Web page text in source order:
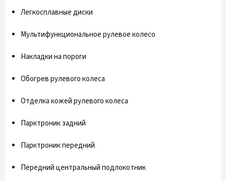
Легкосплавные диски
Мультифункциональное рулевое колесо
Накладки на пороги
Обогрев рулевого колеса
Отделка кожей рулевого колеса
Парктроник задний
Парктроник передний
Передний центральный подлокотник